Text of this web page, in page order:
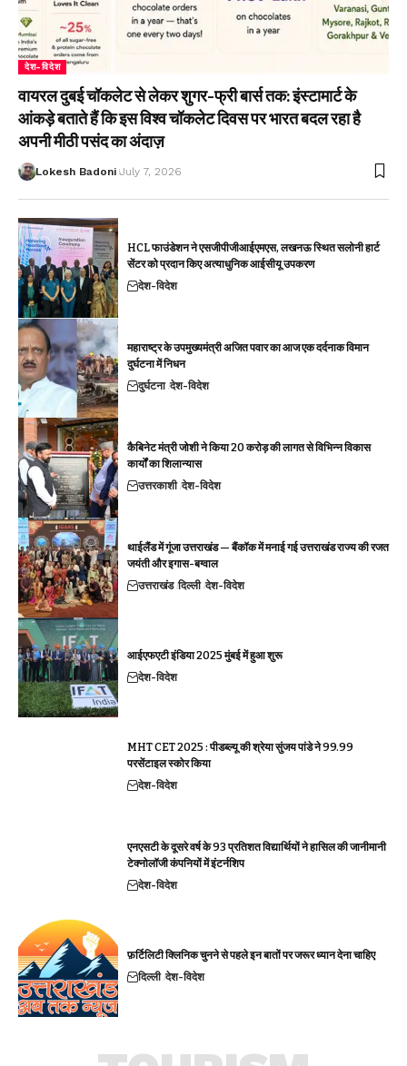
देश-विदेश
वायरल दुबई चॉकलेट से लेकर शुगर-फ्री बार्स तक: इंस्टामार्ट के
आंकड़े बताते हैं कि इस विश्व चॉकलेट दिवस पर भारत बदल रहा है
अपनी मीठी पसंद का अंदाज़
Lokesh Badoni July 7, 2026
HCL फाउंडेशन ने एसजीपीजीआईएमएस, लखनऊ स्थित सलोनी हार्ट
सेंटर को प्रदान किए अत्याधुनिक आईसीयू उपकरण
देश-विदेश
महाराष्ट्र के उपमुख्यमंत्री अजित पवार का आज एक दर्दनाक विमान
दुर्घटना में निधन
दुर्घटना देश-विदेश
कैबिनेट मंत्री जोशी ने किया 20 करोड़ की लागत से विभिन्न विकास
कार्यों का शिलान्यास
उत्तरकाशी देश-विदेश
थाईलैंड में गूंजा उत्तराखंड — बैंकॉक में मनाई गई उत्तराखंड राज्य की रजत
जयंती और इगास-बग्वाल
उत्तराखंड दिल्ली देश-विदेश
आईएफएटी इंडिया 2025 मुंबई में हुआ शुरू
देश-विदेश
MHT CET 2025 : पीडब्ल्यू की श्रेया सुंजय पांडे ने 99.99
परसेंटाइल स्कोर किया
देश-विदेश
एनएसटी के दूसरे वर्ष के 93 प्रतिशत विद्यार्थियों ने हासिल की जानीमानी
टेक्नोलॉजी कंपनियों में इंटर्नशिप
देश-विदेश
फ़र्टिलिटी क्लिनिक चुनने से पहले इन बातों पर जरूर ध्यान देना चाहिए
दिल्ली देश-विदेश